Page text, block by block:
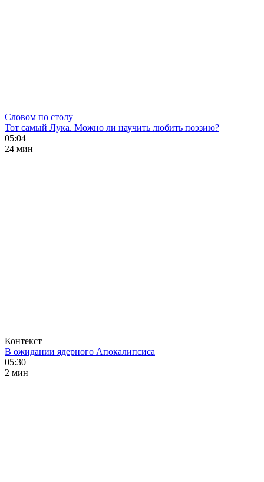
Словом по столу
Тот самый Лука. Можно ли научить любить поэзию?
05:04
24 мин
Контекст
В ожидании ядерного Апокалипсиса
05:30
2 мин